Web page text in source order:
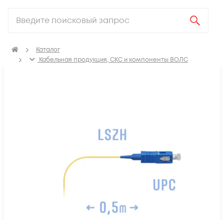
Каталог
Кабельная продукция, СКС и компоненты ВОЛС